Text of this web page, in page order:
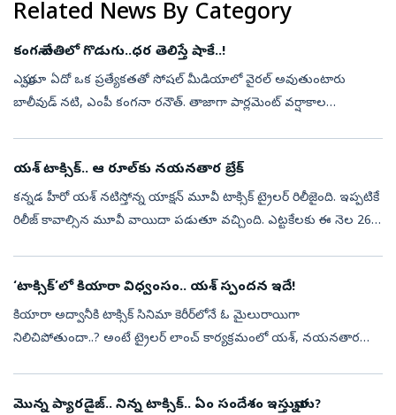
Related News By Category
కంగనా చేతిలో గొడుగు..ధర తెలిస్తే షాకే..!
ఎప్పుడూ ఏదో ఒక ప్రత్యేకతతో సోషల్‌ మీడియాలో వైరల్‌ అవుతుంటారు
బాలీవుడ్‌ నటి, ఎంపీ కంగనా రనౌత్‌. తాజాగా పార్లమెంట్‌ వర్షాకాల
యశ్ టాక్సిక్.. ఆ రూల్‌కు నయనతార బ్రేక్
కన్నడ హీరో యశ్ నటిస్తోన్న యాక్షన్‌ మూవీ టాక్సిక్ ట్రైలర్ రిలీజైంది. ఇప్పటికే
రిలీజ్ కావాల్సిన మూవీ వాయిదా పడుతూ వచ్చింది. ఎట్టకేలకు ఈ నెల 26న
‘టాక్సిక్‌’లో కియారా విధ్వంసం.. యశ్‌ స్పందన ఇదే!
కియారా అద్వానీకి టాక్సిక్‌ సినిమా కెరీర్‌లోనే ఓ మైలురాయిగా
నిలిచిపోతుందా..? అంటే ట్రైలర్‌ లాంచ్‌ కార్యక్రమంలో యశ్‌, నయనతార
మొన్న ప్యారడైజ్.. నిన్న టాక్సిక్.. ఏం సందేశం ఇస్తున్నారు?